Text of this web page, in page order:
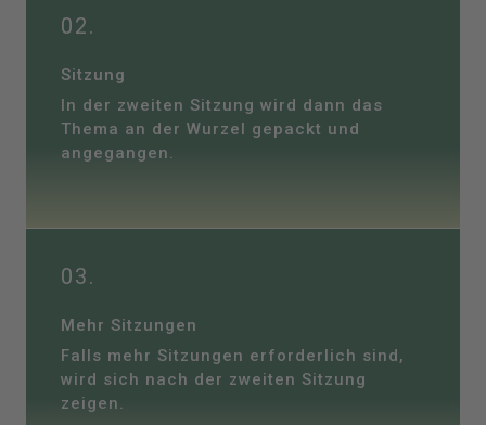
02.
Sitzung
In der zweiten Sitzung wird dann das
Thema an der Wurzel gepackt und
angegangen.
03.
Mehr Sitzungen
Falls mehr Sitzungen erforderlich sind,
wird sich nach der zweiten Sitzung
zeigen.